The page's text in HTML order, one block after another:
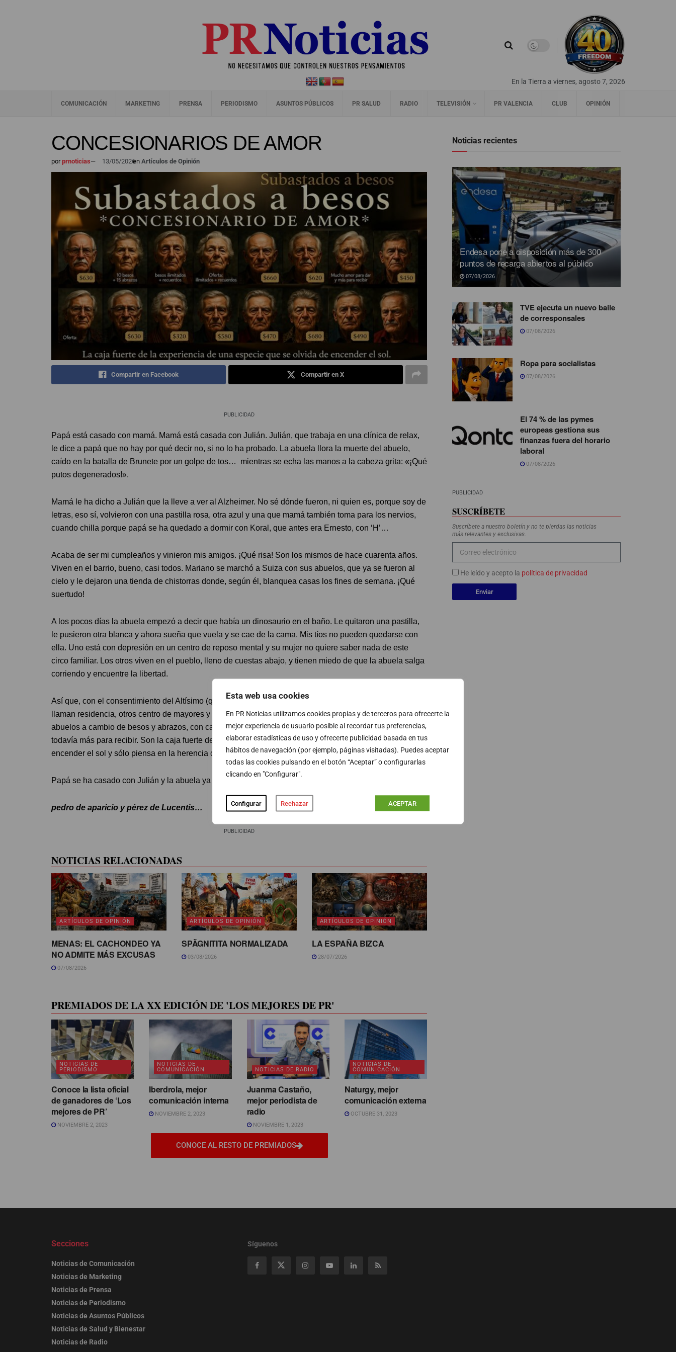
Esta web usa cookies
En PR Noticias utilizamos cookies propias y de terceros para ofrecerte la
mejor experiencia de usuario posible al recordar tus preferencias,
elaborar estadísticas de uso y ofrecerte publicidad basada en tus
hábitos de navegación (por ejemplo, páginas visitadas). Puedes aceptar
todas las cookies pulsando en el botón “Aceptar” o configurarlas
clicando en "Configurar".
Configurar Rechazar ACEPTAR
En la Tierra a viernes, agosto 7, 2026
COMUNICACIÓN MARKETING PRENSA PERIODISMO ASUNTOS PÚBLICOS PR SALUD RADIO TELEVISIÓN PR VALENCIA CLUB OPINIÓN
CONCESIONARIOS DE AMOR
porprnoticias— 13/05/2026en Artículos de Opinión
Compartir en Facebook Compartir en X
PUBLICIDAD
Papá está casado con mamá. Mamá está casada con Julián. Julián, que trabaja en una clínica de relax,
le dice a papá que no hay por qué decir no, si no lo ha probado. La abuela llora la muerte del abuelo,
caído en la batalla de Brunete por un golpe de tos… mientras se echa las manos a la cabeza grita: «¡Qué
putos degenerados!».
Mamá le ha dicho a Julián que la lleve a ver al Alzheimer. No sé dónde fueron, ni quien es, porque soy de
letras, eso sí, volvieron con una pastilla rosa, otra azul y una que mamá también toma para los nervios,
cuando chilla porque papá se ha quedado a dormir con Koral, que antes era Ernesto, con ‘H’…
Acaba de ser mi cumpleaños y vinieron mis amigos. ¡Qué risa! Son los mismos de hace cuarenta años.
Viven en el barrio, bueno, casi todos. Mariano se marchó a Suiza con sus abuelos, que ya se fueron al
cielo y le dejaron una tienda de chistorras donde, según él, blanquea casas los fines de semana. ¡Qué
suertudo!
A los pocos días la abuela empezó a decir que había un dinosaurio en el baño. Le quitaron una pastilla,
le pusieron otra blanca y ahora sueña que vuela y se cae de la cama. Mis tíos no pueden quedarse con
ella. Uno está con depresión en un centro de reposo mental y su mujer no quiere saber nada de este
circo familiar. Los otros viven en el pueblo, lleno de cuestas abajo, y tienen miedo de que la abuela salga
corriendo y encuentre la libertad.
Así que, con el consentimiento del Altísimo (que brillaba por su ausencia), la llevaron a un lugar que unos
llaman residencia, otros centro de mayores y los más sinceros… sala de espera. Y allí se subastan
abuelos a cambio de besos y abrazos, con carteles que anuncian que tienen mucho amor para dar y
todavía más para recibir. Son la caja fuerte de la experiencia de una especie que se está olvidando de
encender el sol y sólo piensa en la herencia que les recluye y aleja del amor de los suyos…
Papá se ha casado con Julián y la abuela ya no toma pastillas, toma fentanilo.
pedro de aparicio y pérez de Lucentis…
PUBLICIDAD
NOTICIAS RELACIONADAS
ARTÍCULOS DE OPINIÓN
MENAS: EL CACHONDEO YA
NO ADMITE MÁS EXCUSAS
07/08/2026
ARTÍCULOS DE OPINIÓN
SPÄGNITITA NORMALIZADA
03/08/2026
ARTÍCULOS DE OPINIÓN
LA ESPAÑA BIZCA
28/07/2026
PREMIADOS DE LA XX EDICIÓN DE 'LOS MEJORES DE PR'
NOTICIAS DE
PERIODISMO
Conoce la lista oficial
de ganadores de ‘Los
mejores de PR’
NOVIEMBRE 2, 2023
NOTICIAS DE
COMUNICACIÓN
Iberdrola, mejor
comunicación interna
NOVIEMBRE 2, 2023
NOTICIAS DE RADIO
Juanma Castaño,
mejor periodista de
radio
NOVIEMBRE 1, 2023
NOTICIAS DE
COMUNICACIÓN
Naturgy, mejor
comunicación externa
OCTUBRE 31, 2023
CONOCE AL RESTO DE PREMIADOS
Noticias recientes
Endesa pone a disposición más de 300
puntos de recarga abiertos al público
07/08/2026
TVE ejecuta un nuevo baile
de corresponsales
07/08/2026
Ropa para socialistas
07/08/2026
El 74 % de las pymes
europeas gestiona sus
finanzas fuera del horario
laboral
07/08/2026
PUBLICIDAD
SUSCRÍBETE
Suscríbete a nuestro boletín y no te pierdas las noticias
más relevantes y exclusivas.
He leído y acepto la política de privacidad
Enviar
Secciones
Noticias de Comunicación
Noticias de Marketing
Noticias de Prensa
Noticias de Periodismo
Noticias de Asuntos Públicos
Noticias de Salud y Bienestar
Noticias de Radio
Síguenos